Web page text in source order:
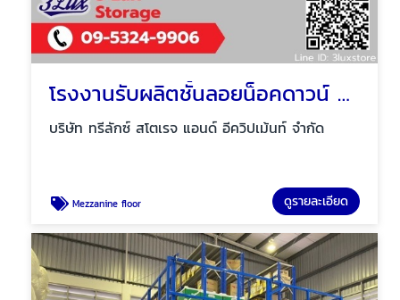
โรงงานรับผลิตชั้นลอยน็อคดาวน์ Mezzanine floor
บริษัท ทรีลักซ์ สโตเรจ แอนด์ อีควิปเม้นท์ จำกัด
Mezzanine floor ดูรายละเอียด